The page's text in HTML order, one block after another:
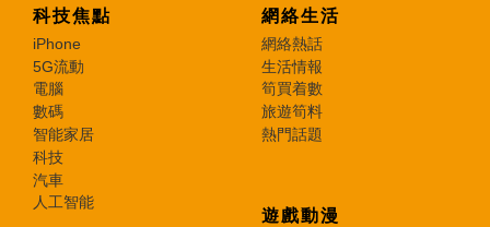
科技焦點
iPhone
5G流動
電腦
數碼
智能家居
科技
汽車
人工智能
網絡生活
網絡熱話
生活情報
筍買着數
旅遊筍料
熱門話題
遊戲動漫